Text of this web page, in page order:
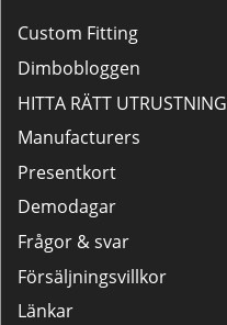
Custom Fitting
Dimbobloggen
HITTA RÄTT UTRUSTNING
Manufacturers
Presentkort
Demodagar
Frågor & svar
Försäljningsvillkor
Länkar